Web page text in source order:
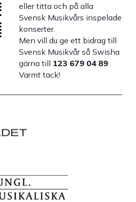
eller titta och på alla
Svensk Musikvårs inspelade
konserter.
Men vill du ge ett bidrag till
Svensk Musikvår så Swisha
gärna till 123 679 04 89
Varmt tack!